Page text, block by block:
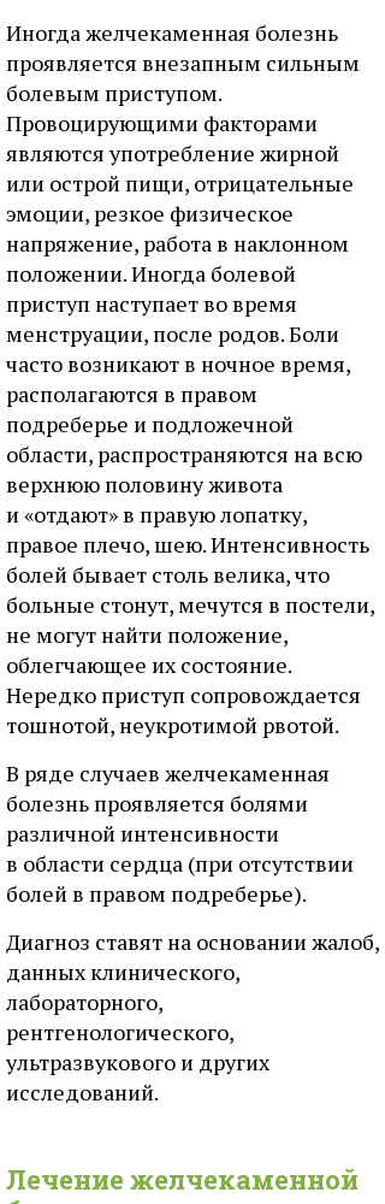
Иногда желчекаменная болезнь
проявляется внезапным сильным
болевым приступом.
Провоцирующими факторами
являются употребление жирной
или острой пищи, отрицательные
эмоции, резкое физическое
напряжение, работа в наклонном
положении. Иногда болевой
приступ наступает во время
менструации, после родов. Боли
часто возникают в ночное время,
располагаются в правом
подреберье и подложечной
области, распространяются на всю
верхнюю половину живота
и «отдают» в правую лопатку,
правое плечо, шею. Интенсивность
болей бывает столь велика, что
больные стонут, мечутся в постели,
не могут найти положение,
облегчающее их состояние.
Нередко приступ сопровождается
тошнотой, неукротимой рвотой.
В ряде случаев желчекаменная
болезнь проявляется болями
различной интенсивности
в области сердца (при отсутствии
болей в правом подреберье).
Диагноз ставят на основании жалоб,
данных клинического,
лабораторного,
рентгенологического,
ультразвукового и других
исследований.
Лечение желчекаменной